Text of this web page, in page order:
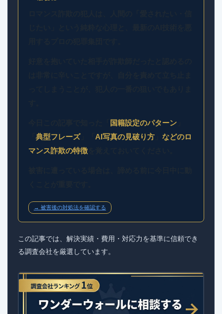
国籍設定のパターン
典型フレーズ」「 AI写真の見破り方
などのロ
マンス詐欺の特徴
→ 被害後の対処法を確認する
この記事では、解決実績・費用・対応力を基準に信頼でき
る調査会社を厳選しています。